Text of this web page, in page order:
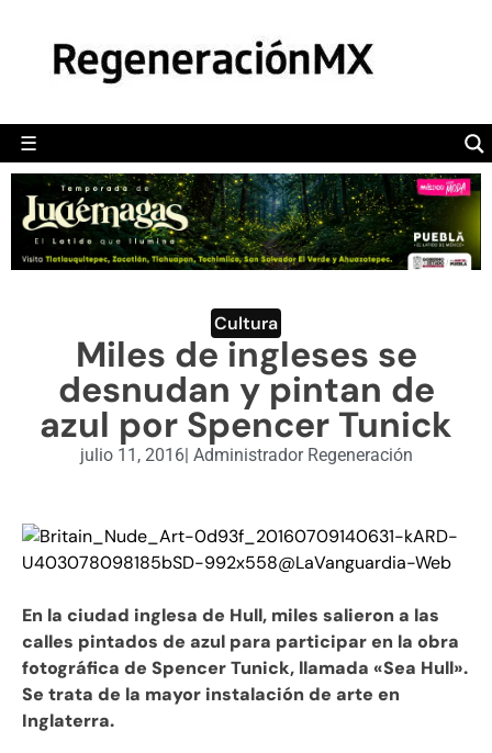
☰
POLÍTICA
CAMALEÓN
OPINIÓN
DEPORTES
ENGLISH SECTION
VIDEOS
Cultura
Miles de ingleses se
desnudan y pintan de
azul por Spencer Tunick
julio 11, 2016| Administrador Regeneración
En la ciudad inglesa de Hull, miles salieron a las
calles pintados de azul para participar en la obra
fotográfica de Spencer Tunick, llamada «Sea Hull».
Se trata de la mayor instalación de arte en
Inglaterra.